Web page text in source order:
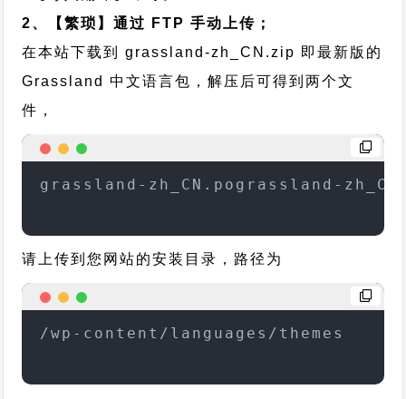
2、【繁琐】通过 FTP 手动上传；
在本站下载到grassland-zh_CN.zip 即最新版的
Grassland 中文语言包，解压后可得到两个文
件，
grassland-zh_CN.pograssland-
请上传到您网站的安装目录，路径为
/wp-content/languages/themes